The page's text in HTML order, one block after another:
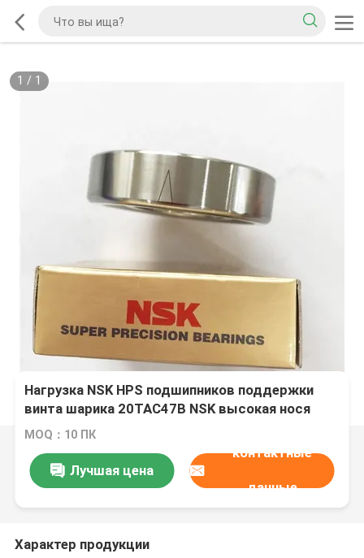
1 / 1
Нагрузка NSK HPS подшипников поддержки
винта шарика 20TAC47B NSK высокая нося
20TAC
MOQ：10 ПК
Лучшая цена
контактные
данные
Характер продукции